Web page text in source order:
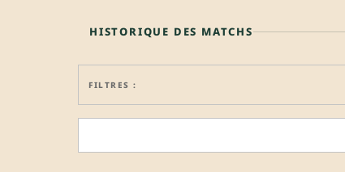
HISTORIQUE DES MATCHS
FILTRES :